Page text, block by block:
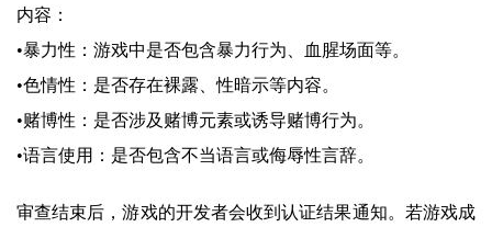
内容：
•暴力性：游戏中是否包含暴力行为、血腥场面等。
•色情性：是否存在裸露、性暗示等内容。
•赌博性：是否涉及赌博元素或诱导赌博行为。
•语言使用：是否包含不当语言或侮辱性言辞。
审查结束后，游戏的开发者会收到认证结果通知。若游戏成